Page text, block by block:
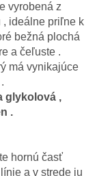
vyrobená z
, ideálne priľne k
bežná plochá
a čeľuste .
má vynikajúce
glykolová ,
.
hornú časť
a v strede ju